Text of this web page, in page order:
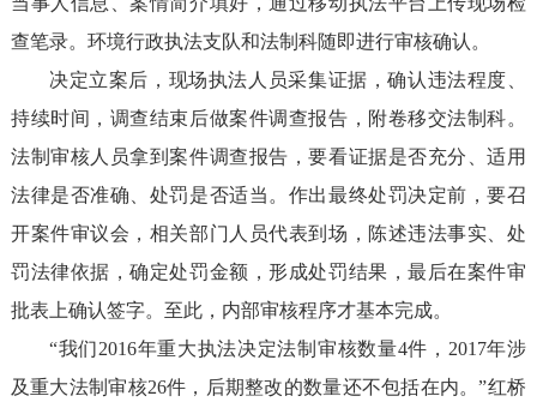
查笔录。环境行政执法支队和法制科随即进行审核确认。
决定立案后，现场执法人员采集证据，确认违法程度、
持续时间，调查结束后做案件调查报告，附卷移交法制科。
法制审核人员拿到案件调查报告，要看证据是否充分、适用
法律是否准确、处罚是否适当。作出最终处罚决定前，要召
开案件审议会，相关部门人员代表到场，陈述违法事实、处
罚法律依据，确定处罚金额，形成处罚结果，最后在案件审
批表上确认签字。至此，内部审核程序才基本完成。
“我们2016年重大执法决定法制审核数量4件， 2017年涉
及重大法制审核26件，后期整改的数量还不包括在内。”红桥